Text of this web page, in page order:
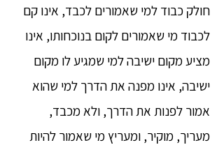
חולק כבוד למי שאמורים לכבד, אינו קם
לכבוד מי שאמורים לקום בנוכחותו, אינו
מציע מקום ישיבה למי שמגיע לו מקום
ישיבה, אינו מפנה את הדרך למי שהוא
אמור לפנות את הדרך, ולא מכבד,
מעריך, מוקיר, ומעריץ מי שאמור להיות